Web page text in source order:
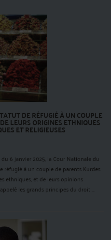
DE RÉFUGIÉ À UN COUPLE
LEURS ORIGINES ETHNIQUES
ET RELIGIEUSES
6 janvier 2025, la Cour Nationale du
réfugié à un couple de parents Kurdes
ethniques, et de leurs opinions
les grands principes du droit ...